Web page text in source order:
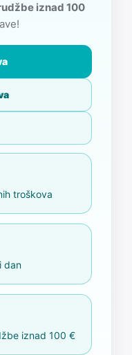
iznad 100
troškova
dan
iznad 100 €